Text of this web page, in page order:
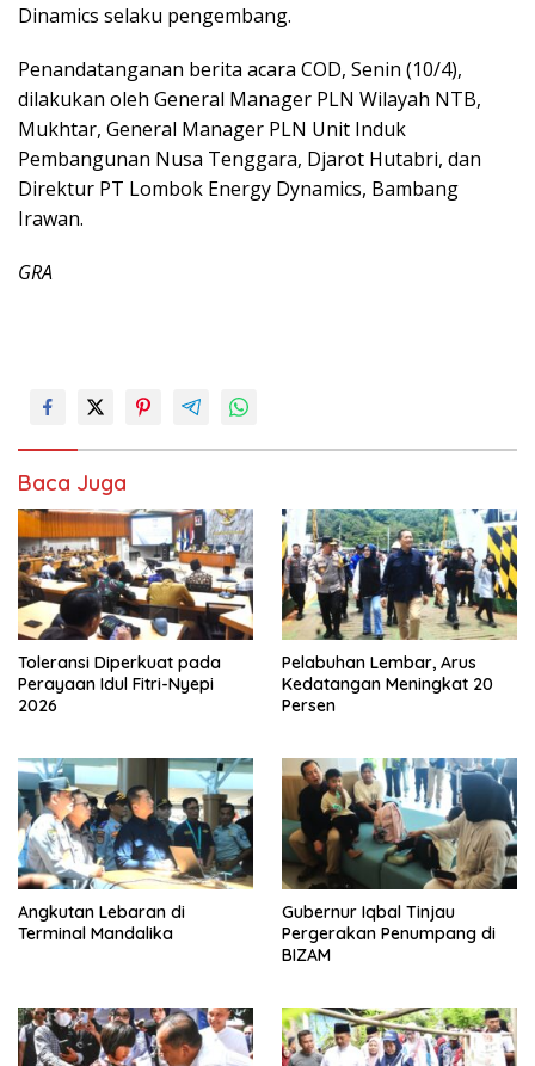
Dinamics selaku pengembang.
Penandatanganan berita acara COD, Senin (10/4),
dilakukan oleh General Manager PLN Wilayah NTB,
Mukhtar, General Manager PLN Unit Induk
Pembangunan Nusa Tenggara, Djarot Hutabri, dan
Direktur PT Lombok Energy Dynamics, Bambang
Irawan.
GRA
Baca Juga
Toleransi Diperkuat pada
Perayaan Idul Fitri-Nyepi
2026
Pelabuhan Lembar, Arus
Kedatangan Meningkat 20
Persen
Angkutan Lebaran di
Terminal Mandalika
Gubernur Iqbal Tinjau
Pergerakan Penumpang di
BIZAM